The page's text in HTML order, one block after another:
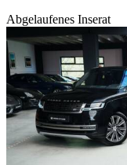
Abgelaufenes Inserat